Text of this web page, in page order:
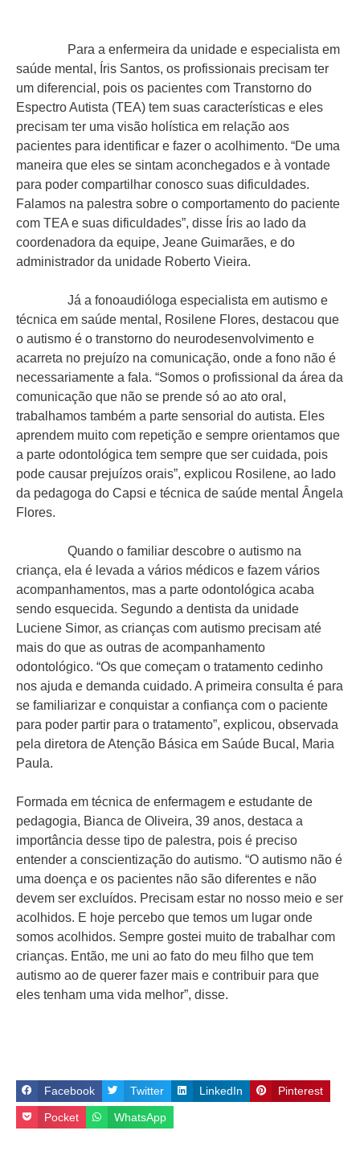
Para a enfermeira da unidade e especialista em
saúde mental, Íris Santos, os profissionais precisam ter
um diferencial, pois os pacientes com Transtorno do
Espectro Autista (TEA) tem suas características e eles
precisam ter uma visão holística em relação aos
pacientes para identificar e fazer o acolhimento. “De uma
maneira que eles se sintam aconchegados e à vontade
para poder compartilhar conosco suas dificuldades.
Falamos na palestra sobre o comportamento do paciente
com TEA e suas dificuldades”, disse Íris ao lado da
coordenadora da equipe, Jeane Guimarães, e do
administrador da unidade Roberto Vieira.
Já a fonoaudióloga especialista em autismo e
técnica em saúde mental, Rosilene Flores, destacou que
o autismo é o transtorno do neurodesenvolvimento e
acarreta no prejuízo na comunicação, onde a fono não é
necessariamente a fala. “Somos o profissional da área da
comunicação que não se prende só ao ato oral,
trabalhamos também a parte sensorial do autista. Eles
aprendem muito com repetição e sempre orientamos que
a parte odontológica tem sempre que ser cuidada, pois
pode causar prejuízos orais”, explicou Rosilene, ao lado
da pedagoga do Capsi e técnica de saúde mental Ângela
Flores.
Quando o familiar descobre o autismo na
criança, ela é levada a vários médicos e fazem vários
acompanhamentos, mas a parte odontológica acaba
sendo esquecida. Segundo a dentista da unidade
Luciene Simor, as crianças com autismo precisam até
mais do que as outras de acompanhamento
odontológico. “Os que começam o tratamento cedinho
nos ajuda e demanda cuidado. A primeira consulta é para
se familiarizar e conquistar a confiança com o paciente
para poder partir para o tratamento”, explicou, observada
pela diretora de Atenção Básica em Saúde Bucal, Maria
Paula.
Formada em técnica de enfermagem e estudante de
pedagogia, Bianca de Oliveira, 39 anos, destaca a
importância desse tipo de palestra, pois é preciso
entender a conscientização do autismo. “O autismo não é
uma doença e os pacientes não são diferentes e não
devem ser excluídos. Precisam estar no nosso meio e ser
acolhidos. E hoje percebo que temos um lugar onde
somos acolhidos. Sempre gostei muito de trabalhar com
crianças. Então, me uni ao fato do meu filho que tem
autismo ao de querer fazer mais e contribuir para que
eles tenham uma vida melhor”, disse.
Facebook Twitter LinkedIn Pinterest
Pocket WhatsApp